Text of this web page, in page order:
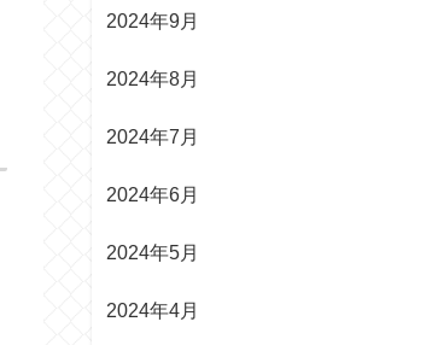
2024年9月
2024年8月
2024年7月
2024年6月
2024年5月
2024年4月